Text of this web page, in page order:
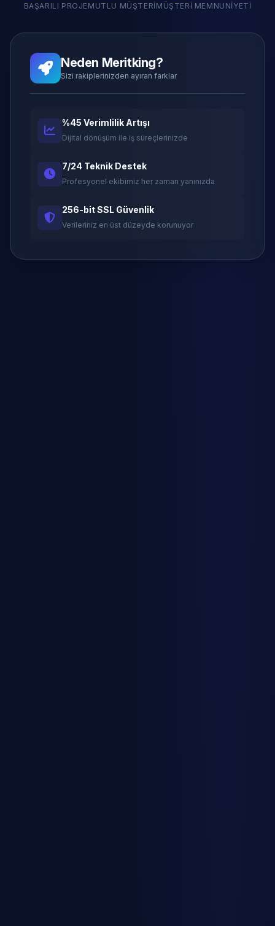
BAŞARILI PROJE MUTLU MÜŞTERI MÜŞTERI MEMNUNIYETI
Neden Meritking?
Sizi rakiplerinizden ayıran farklar
%45 Verimlilik Artışı
Dijital dönüşüm ile iş süreçlerinizde
7/24 Teknik Destek
Profesyonel ekibimiz her zaman yanınızda
256-bit SSL Güvenlik
Verileriniz en üst düzeyde korunuyor